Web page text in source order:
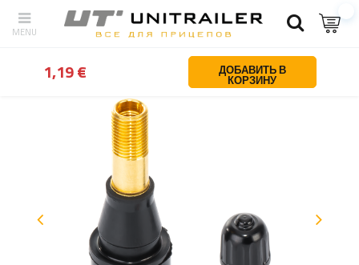
Назад Дом Колеса с ободами шин Servisa daļas un riteņu
1,19 € ДОБАВИТЬ В
КОРЗИНУ